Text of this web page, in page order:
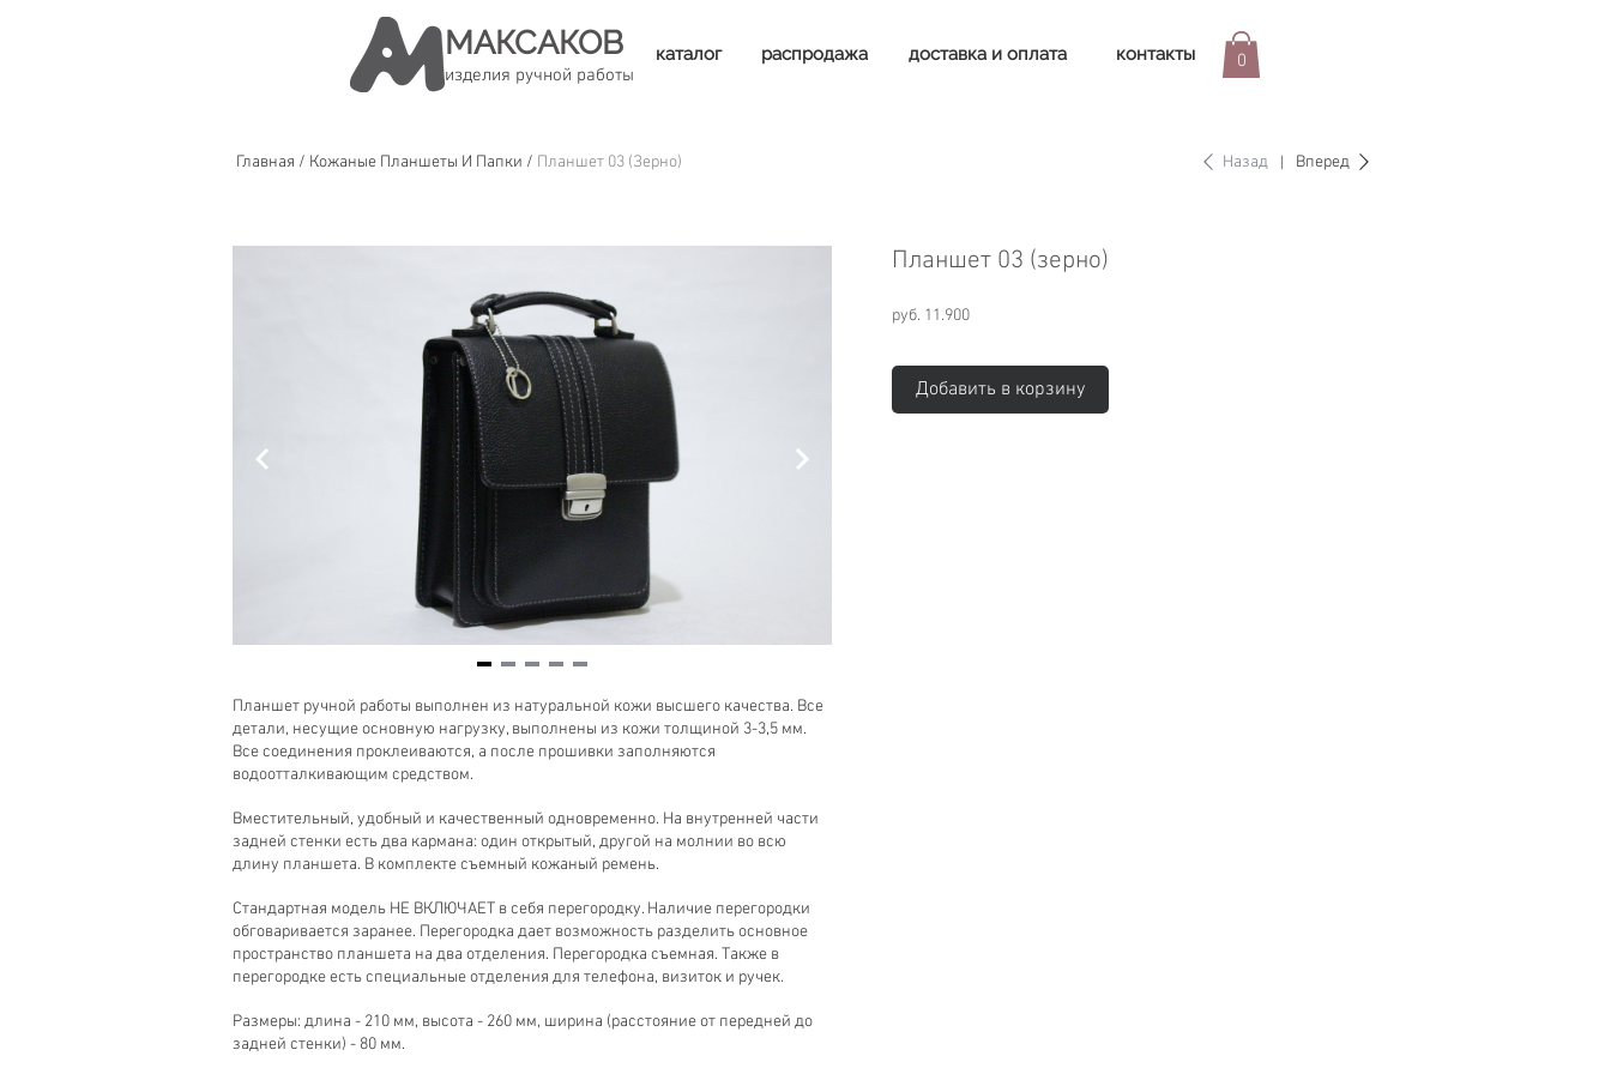
МАКСАКОВ
изделия ручной работы
каталог распродажа доставка и оплата контакты 0
Главная / Кожаные Планшеты И Папки / Планшет 03 (зерно) Назад Вперед
1
of
5
Планшет 03 (зерно)
руб. 11.900
Добавить в корзину
Планшет ручной работы выполнен из натуральной кожи высшего качества. Все
детали, несущие основную нагрузку, выполнены из кожи толщиной 3-3,5 мм.
Все соединения проклеиваются, а после прошивки заполняются
водоотталкивающим средством.
Вместительный, удобный и качественный одновременно. На внутренней части
задней стенки есть два кармана: один открытый, другой на молнии во всю
длину планшета. В комплекте съемный кожаный ремень.
Стандартная модель НЕ ВКЛЮЧАЕТ в себя перегородку. Наличие перегородки
обговаривается заранее. Перегородка дает возможность разделить основное
пространство планшета на два отделения. Перегородка съемная. Также в
перегородке есть специальные отделения для телефона, визиток и ручек.
Размеры: длина - 210 мм, высота - 260 мм, ширина (расстояние от передней до
задней стенки) - 80 мм.